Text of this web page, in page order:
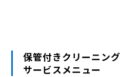
保管付きクリーニング
サービスメニュー